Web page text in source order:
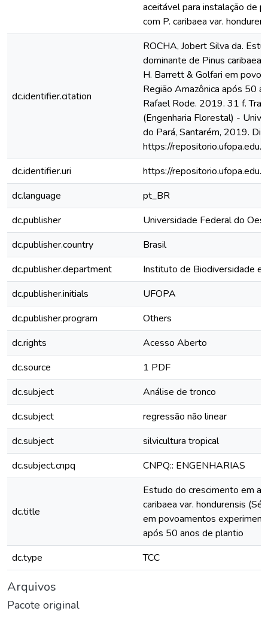
aceitável para instalação de
com P. caribaea var.
dc.identifier.citation
ROCHA, Jobert Silva da.
dominante de Pinus caribaea
H. Barrett & Golfari em
Região Amazônica após 50
Rafael Rode. 2019. 31 f.
(Engenharia Florestal) -
do Pará, Santarém, 2019.
https://
dc.identifier.uri
https://
dc.language
pt_BR
dc.publisher
Universidade Federal do
dc.publisher.country
Brasil
dc.publisher.department
Instituto de Biodiversidade e
dc.publisher.initials
UFOPA
dc.publisher.program
Others
dc.rights
Acesso Aberto
dc.source
1 PDF
dc.subject
Análise de tronco
dc.subject
regressão não linear
dc.subject
silvicultura tropical
dc.subject.cnpq
CNPQ:: ENGENHARIAS
dc.title
Estudo do crescimento em
caribaea var. hondurensis
em povoamentos
após 50 anos de plantio
dc.type
TCC
Arquivos
Pacote original